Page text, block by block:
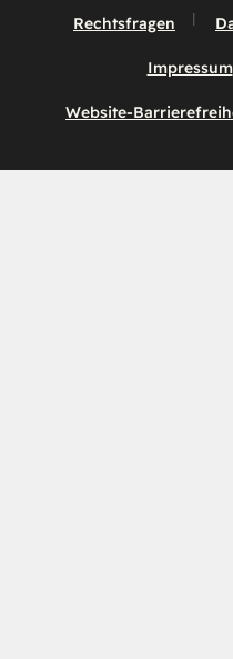
Rechtsfragen
Impressum
Website-